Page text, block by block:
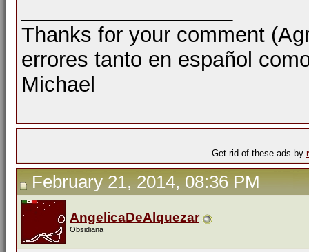
Thanks for your comment
errores tanto en español
Michael
Get rid of these ads by
February 21, 2014, 08:36 PM
AngelicaDeAlquezar
Obsidiana